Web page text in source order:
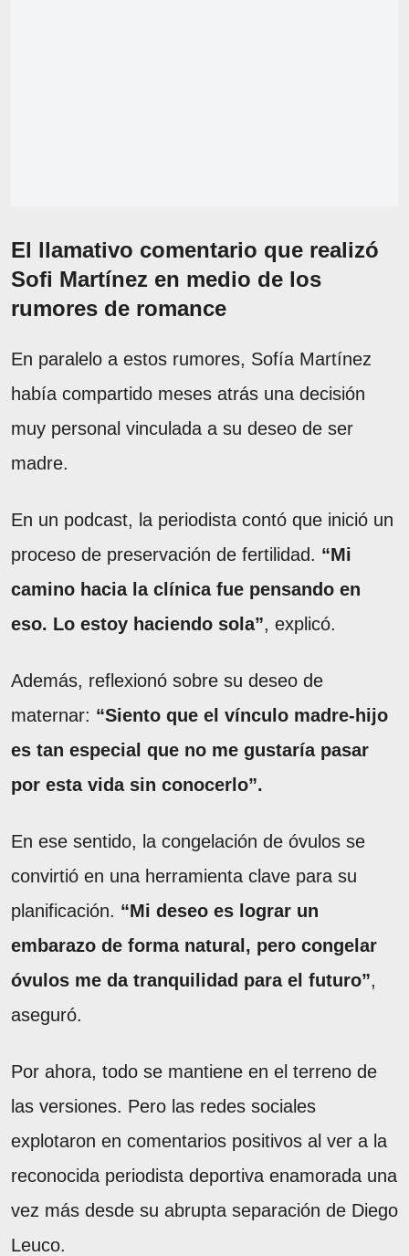
El llamativo comentario que realizó
Sofi Martínez en medio de los
rumores de romance
En paralelo a estos rumores, Sofía Martínez
había compartido meses atrás una decisión
muy personal vinculada a su deseo de ser
madre.
En un podcast, la periodista contó que inició un
proceso de preservación de fertilidad. “Mi
camino hacia la clínica fue pensando en
eso. Lo estoy haciendo sola”, explicó.
Además, reflexionó sobre su deseo de
maternar: “Siento que el vínculo madre-hijo
es tan especial que no me gustaría pasar
por esta vida sin conocerlo”.
En ese sentido, la congelación de óvulos se
convirtió en una herramienta clave para su
planificación. “Mi deseo es lograr un
embarazo de forma natural, pero congelar
óvulos me da tranquilidad para el futuro”,
aseguró.
Por ahora, todo se mantiene en el terreno de
las versiones. Pero las redes sociales
explotaron en comentarios positivos al ver a la
reconocida periodista deportiva enamorada una
vez más desde su abrupta separación de Diego
Leuco.